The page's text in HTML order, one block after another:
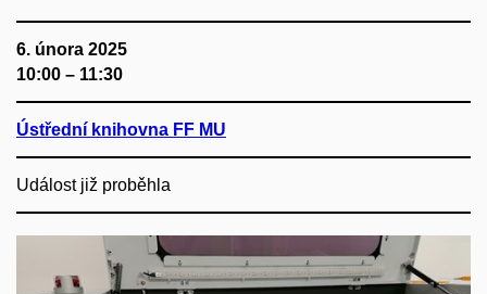
6. února 2025
10:00 – 11:30
Ústřední knihovna FF MU
Událost již proběhla